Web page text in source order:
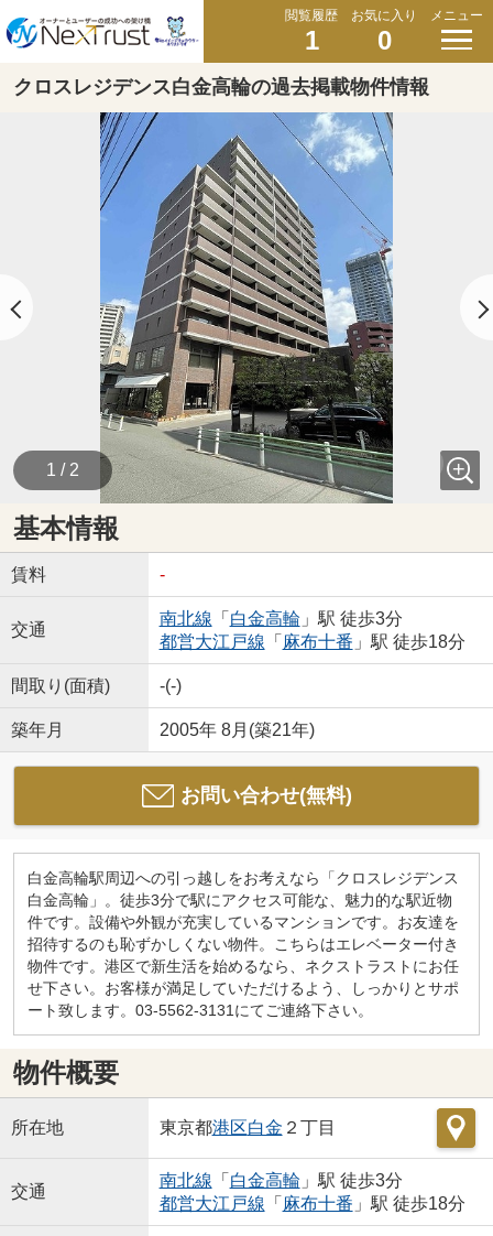
閲覧履歴
1
お気に入り
0
メニュー
クロスレジデンス白金高輪の過去掲載物件情報
1 / 2
基本情報
賃料 -
交通
南北線 「 白金高輪」駅 徒歩3分
都営大江戸線 「 麻布十番 」駅 徒歩18分
間取り(面積) -(-)
築年月 2005年 8月(築21年)
お問い合わせ(無料)
白金高輪駅周辺への引っ越しをお考えなら「クロスレジデンス
白金高輪」。徒歩3分で駅にアクセス可能な、魅力的な駅近物
件です。設備や外観が充実しているマンションです。お友達を
招待するのも恥ずかしくない物件。こちらはエレベーター付き
物件です。港区で新生活を始めるなら、ネクストラストにお任
せ下さい。お客様が満足していただけるよう、しっかりとサポ
ート致します。03-5562-3131にてご連絡下さい。
物件概要
所在地 東京都港区白金 ２丁目
交通
南北線 「 白金高輪」駅 徒歩3分
都営大江戸線 「 麻布十番 」駅 徒歩18分